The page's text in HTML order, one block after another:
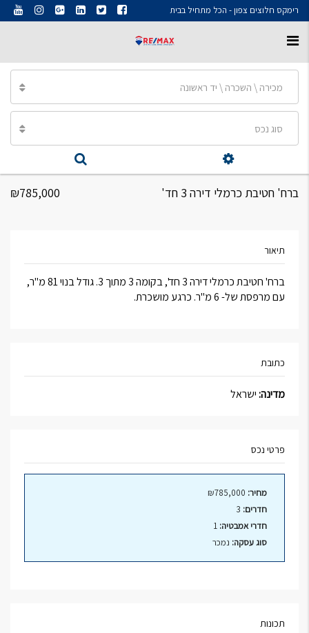
רימקס חלוצים צפון - הכל מתחיל בבית
מכירה \ השכרה \ יד ראשונה
סוג נכס
ברח' חטיבת כרמלי דירה 3 חד' ₪785,000
תיאור
ברח' חטיבת כרמלי דירה 3 חד', בקומה 3 מתוך 3. גודל בנוי 81 מ"ר,
עם מרפסת של- 6 מ"ר. כרגע מושכרת.
כתובת
מדינה:ישראל
פרטי נכס
מחיר:
חדרים:
חדרי אמבטיה:
סוג עסקה: נמכר
תכונות